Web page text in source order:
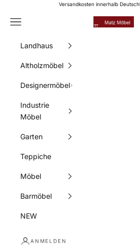
Zum Inhalt springenVersandkosten innerhalb
Matz Möbel
Menü
Landhaus
Altholzmöbel
Designermöbel
Industrie
Möbel
Garten
Teppiche
Möbel
Barmöbel
NEW
ANMELDEN